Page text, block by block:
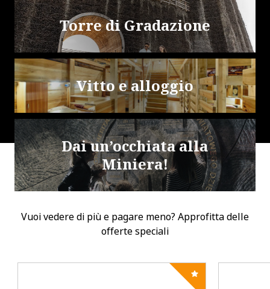
Torre di Gradazione
Vitto e alloggio
Dai un’occhiata alla
Miniera!
Vuoi vedere di più e pagare meno? Approfitta delle
offerte speciali